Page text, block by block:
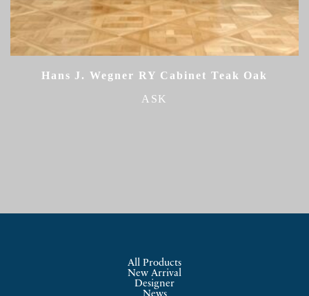
Hans J. Wegner RY Cabinet Teak Oak
ASK
All Products
New Arrival
Designer